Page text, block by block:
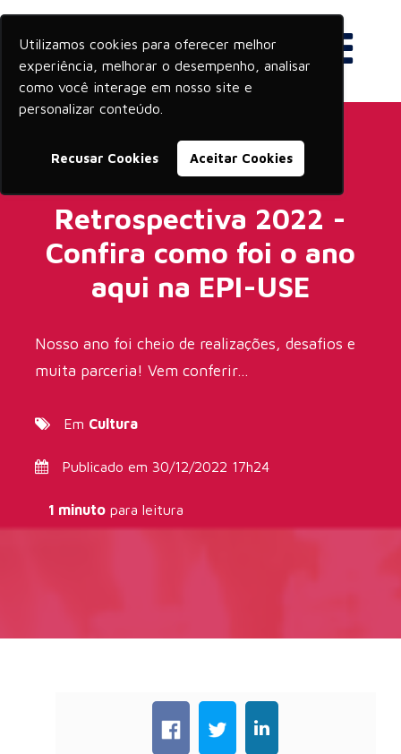
Utilizamos cookies para oferecer melhor
experiência, melhorar o desempenho, analisar
como você interage em nosso site e
personalizar conteúdo.
Recusar Cookies Aceitar Cookies
Retrospectiva 2022 -
Confira como foi o ano
aqui na EPI-USE
Nosso ano foi cheio de realizações, desafios e
muita parceria! Vem conferir...
Em Cultura
Publicado em 30/12/2022 17h24
1 minuto para leitura